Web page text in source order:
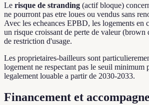
Le risque de stranding (actif bloque)
ne pourront pas etre loues ou vendus sans
Avec les echeances EPBD, les logements en
un risque croissant de perte de valeur
de restriction d'usage.
Les proprietaires-bailleurs sont
logement ne respectant pas le seuil minimum
legalement louable a partir de 2030-2033.
Financement et